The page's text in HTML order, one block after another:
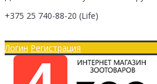
+375 25 740-88-20 (Life)
Логин Регистрация